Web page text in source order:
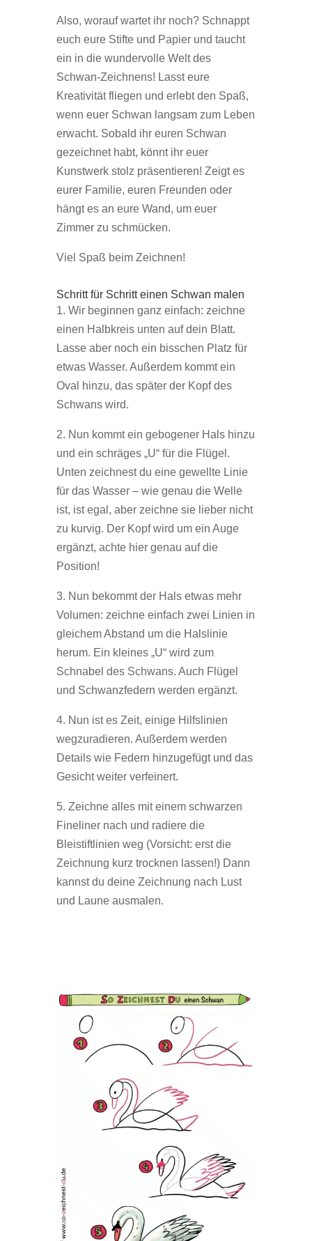
Also, worauf wartet ihr noch? Schnappt
euch eure Stifte und Papier und taucht
ein in die wundervolle Welt des
Schwan-Zeichnens! Lasst eure
Kreativität fliegen und erlebt den Spaß,
wenn euer Schwan langsam zum Leben
erwacht. Sobald ihr euren Schwan
gezeichnet habt, könnt ihr euer
Kunstwerk stolz präsentieren! Zeigt es
eurer Familie, euren Freunden oder
hängt es an eure Wand, um euer
Zimmer zu schmücken.
Viel Spaß beim Zeichnen!
Schritt für Schritt einen Schwan malen
1. Wir beginnen ganz einfach: zeichne
einen Halbkreis unten auf dein Blatt.
Lasse aber noch ein bisschen Platz für
etwas Wasser. Außerdem kommt ein
Oval hinzu, das später der Kopf des
Schwans wird.
2. Nun kommt ein gebogener Hals hinzu
und ein schräges „U“ für die Flügel.
Unten zeichnest du eine gewellte Linie
für das Wasser – wie genau die Welle
ist, ist egal, aber zeichne sie lieber nicht
zu kurvig. Der Kopf wird um ein Auge
ergänzt, achte hier genau auf die
Position!
3. Nun bekommt der Hals etwas mehr
Volumen: zeichne einfach zwei Linien in
gleichem Abstand um die Halslinie
herum. Ein kleines „U“ wird zum
Schnabel des Schwans. Auch Flügel
und Schwanzfedern werden ergänzt.
4. Nun ist es Zeit, einige Hilfslinien
wegzuradieren. Außerdem werden
Details wie Federn hinzugefügt und das
Gesicht weiter verfeinert.
5. Zeichne alles mit einem schwarzen
Fineliner nach und radiere die
Bleistiftlinien weg (Vorsicht: erst die
Zeichnung kurz trocknen lassen!) Dann
kannst du deine Zeichnung nach Lust
und Laune ausmalen.